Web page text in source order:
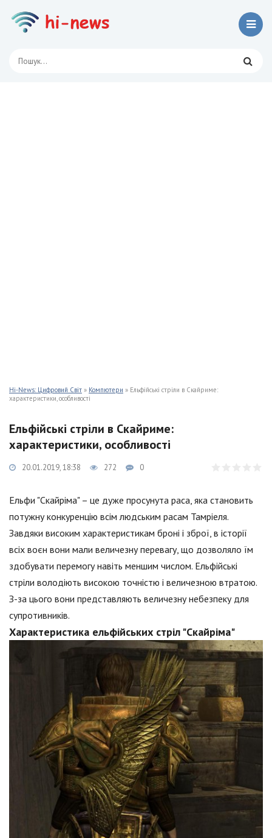
Hi-News: Цифровий Світ » Компютери » Ельфійські стріли в Скайриме:
характеристики, особливості
Ельфійські стріли в Скайриме:
характеристики, особливості
20.01.2019, 18:38 272 0
Ельфи "Скайріма" – це дуже просунута раса, яка становить
потужну конкуренцію всім людським расам Тамріеля.
Завдяки високим характеристикам броні і зброї, в історії
всіх воєн вони мали величезну перевагу, що дозволяло їм
здобувати перемогу навіть меншим числом. Ельфійські
стріли володіють високою точністю і величезною втратою.
З-за цього вони представляють величезну небезпеку для
супротивників.
Характеристика ельфійських стріл "Скайріма"